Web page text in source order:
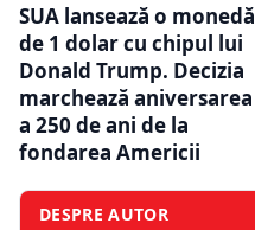
SUA lansează o monedă
de 1 dolar cu chipul lui
Donald Trump. Decizia
marchează aniversarea
a 250 de ani de la
fondarea Americii
DESPRE AUTOR